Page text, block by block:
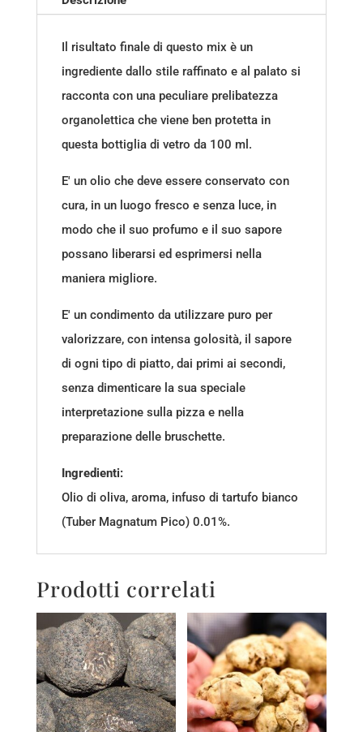
Il risultato finale di questo mix è un
ingrediente dallo stile raffinato e al palato si
racconta con una peculiare prelibatezza
organolettica che viene ben protetta in
questa bottiglia di vetro da 100 ml.
E' un olio che deve essere conservato con
cura, in un luogo fresco e senza luce, in
modo che il suo profumo e il suo sapore
possano liberarsi ed esprimersi nella
maniera migliore.
E' un condimento da utilizzare puro per
valorizzare, con intensa golosità, il sapore
di ogni tipo di piatto, dai primi ai secondi,
senza dimenticare la sua speciale
interpretazione sulla pizza e nella
preparazione delle bruschette.
Ingredienti:
Olio di oliva, aroma, infuso di tartufo bianco
(Tuber Magnatum Pico) 0.01%.
Prodotti correlati